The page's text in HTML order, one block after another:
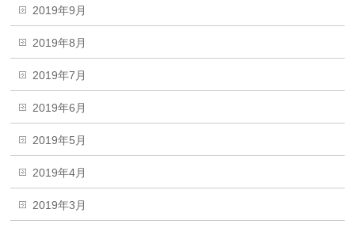
2019年9月
2019年8月
2019年7月
2019年6月
2019年5月
2019年4月
2019年3月